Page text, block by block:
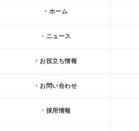
ホーム
ニュース
お役立ち情報
お問い合わせ
採用情報